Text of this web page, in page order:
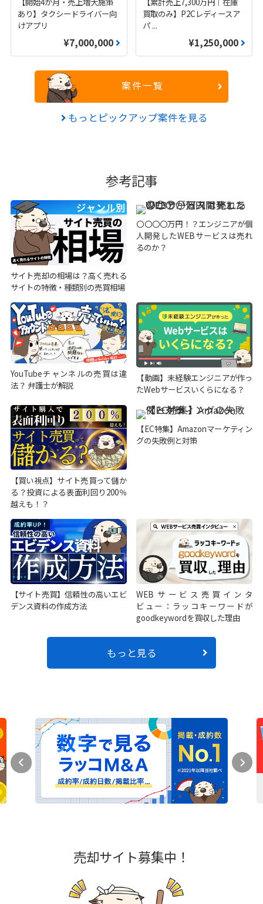
あり】タクシードライバー向
けアプリ
¥7,000,000
買取のみ】P2Cレディースア
パ ...
¥1,250,000
案件一覧
もっとピックアップ案件を見る
参考記事
サイト売却の相場は？高く売れる
サイトの特徴・種類別の売買相場
〇〇〇〇万円！？エンジニアが個
人開発したWEBサービスは売れ
るのか？
YouTubeチャンネルの売買は違
法？ 弁護士が解説
【動画】未経験エンジニアが作っ
たWebサービスいくらになる？
【買い視点】サイト売買って儲か
る？投資による表面利回り200％
越えも！？
【EC特集】Amazonマーケティン
グの失敗例と対策
【サイト売買】信頼性の高いエビ
デンス資料の作成方法
WEBサービス売買インタ
ビュー：ラッコキーワードが
goodkeywordを買収した理由
もっと見る
売却サイト募集中！